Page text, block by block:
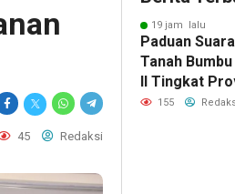
45 Redaksi
19 jam lalu
Paduan
Tanah
II Tingkat
155